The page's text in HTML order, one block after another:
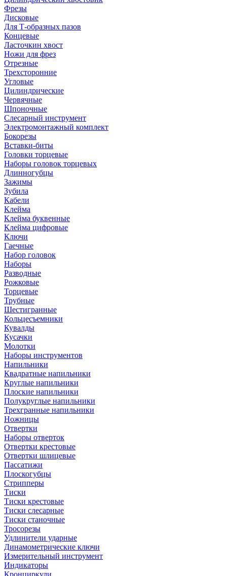
Фрезы
Дисковые
Для Т-образных пазов
Концевые
Ласточкин хвост
Ножи для фрез
Отрезные
Трехсторонние
Угловые
Цилиндрические
Червячные
Шпоночные
Слесарный инструмент
Электромонтажный комплект
Бокорезы
Вставки-биты
Головки торцевые
Наборы головок торцевых
Длинногубцы
Зажимы
Зубила
Кабели
Клейма
Клейма буквенные
Клейма цифровые
Ключи
Гаечные
Набор головок
Наборы
Разводные
Рожковые
Торцевые
Трубные
Шестигранные
Кольцесъемники
Кувалды
Кусачки
Молотки
Наборы инструментов
Напильники
Квадратные напильники
Круглые напильники
Плоские напильники
Полукруглые напильники
Трехгранные напильники
Ножницы
Отвертки
Наборы отверток
Отвертки крестовые
Отвертки шлицевые
Пассатижи
Плоскогубцы
Стрипперы
Тиски
Тиски крестовые
Тиски слесарные
Тиски станочные
Тросорезы
Удлинители ударные
Динамометрические ключи
Измерительный инструмент
Индикаторы
Кронциркули